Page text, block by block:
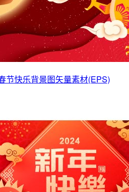
节快乐背景图矢量素材(EPS)